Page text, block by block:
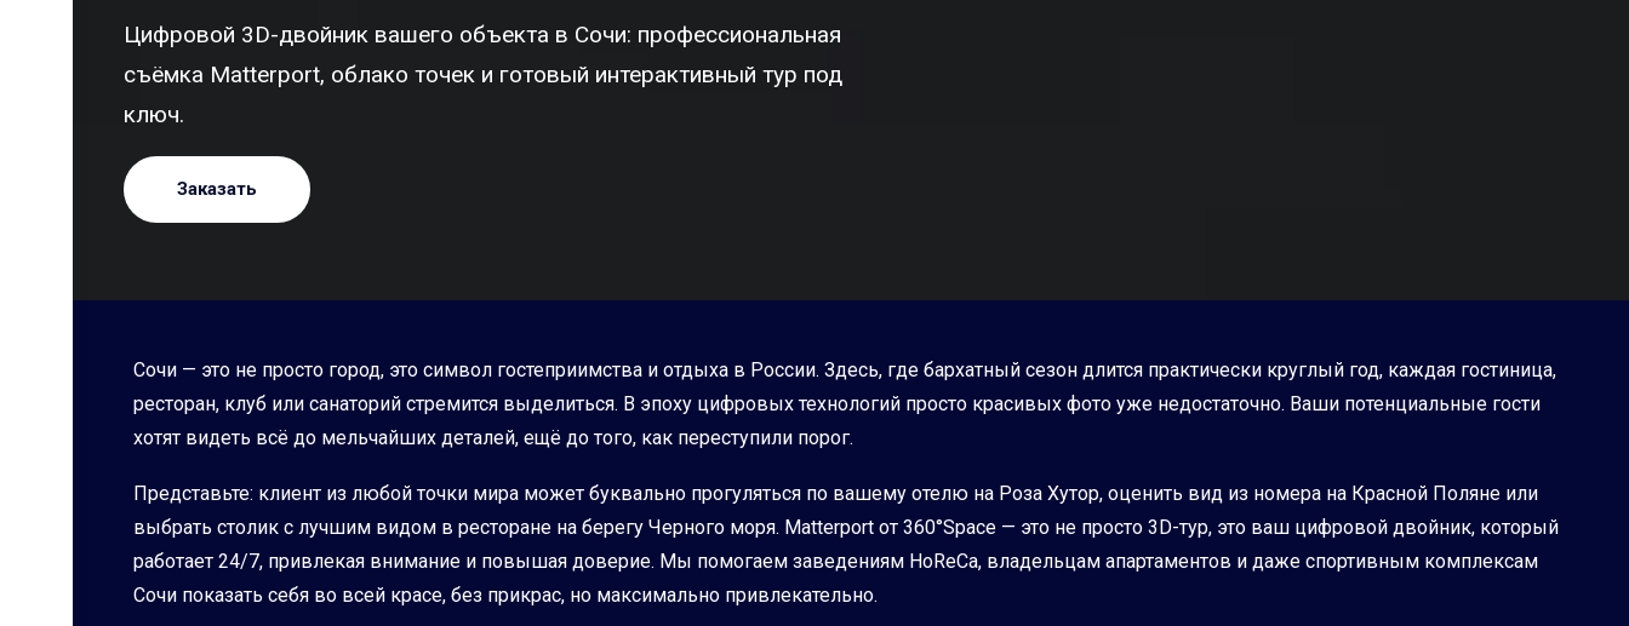
Цифровой 3D-двойник вашего объекта в Сочи: профессиональная
съёмка Matterport, облако точек и готовый интерактивный тур под
ключ.
Заказать
Сочи — это не просто город, это символ гостеприимства и отдыха в России. Здесь, где бархатный сезон длится практически круглый год, каждая гостиница,
ресторан, клуб или санаторий стремится выделиться. В эпоху цифровых технологий просто красивых фото уже недостаточно. Ваши потенциальные гости
хотят видеть всё до мельчайших деталей, ещё до того, как переступили порог.
Представьте: клиент из любой точки мира может буквально прогуляться по вашему отелю на Роза Хутор, оценить вид из номера на Красной Поляне или
выбрать столик с лучшим видом в ресторане на берегу Черного моря. Matterport от 360°Space — это не просто 3D-тур, это ваш цифровой двойник, который
работает 24/7, привлекая внимание и повышая доверие. Мы помогаем заведениям HoReCa, владельцам апартаментов и даже спортивным комплексам
Сочи показать себя во всей красе, без прикрас, но максимально привлекательно.